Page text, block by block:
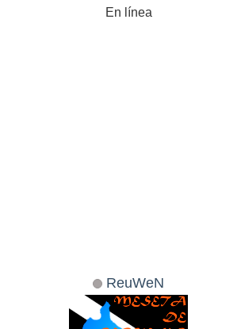
En línea
ReuWeN